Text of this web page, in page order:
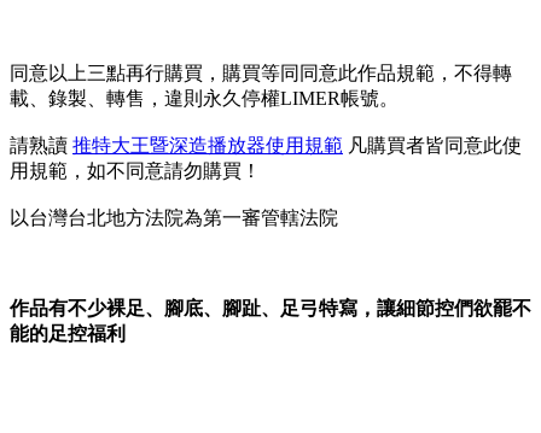
同意以上三點再行購買，購買等同同意此作品規範，不得轉
載、錄製、轉售，違則永久停權LIMER帳號。
請熟讀 推特大王暨深造播放器使用規範 凡購買者皆同意此使
用規範，如不同意請勿購買！
以台灣台北地方法院為第一審管轄法院
作品有不少裸足、腳底、腳趾、足弓特寫，讓細節控們欲罷不
能的足控福利